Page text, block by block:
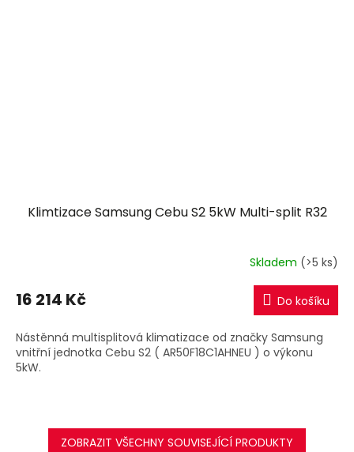
Klimtizace Samsung Cebu S2 5kW Multi-split R32
Skladem (>5 ks)
16 214 Kč Do košíku
Nástěnná multisplitová klimatizace od značky Samsung
vnitřní jednotka Cebu S2 ( AR50F18C1AHNEU ) o výkonu
5kW.
ZOBRAZIT VŠECHNY SOUVISEJÍCÍ PRODUKTY